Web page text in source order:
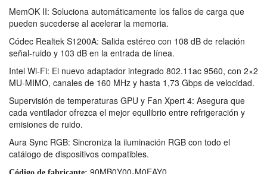
MemOK II: Soluciona automáticamente los fallos de carga que
pueden sucederse al acelerar la memoria.
Códec Realtek S1200A: Salida estéreo con 108 dB de relación
señal-ruido y 103 dB en la entrada de línea.
Intel Wi-Fi: El nuevo adaptador integrado 802.11ac 9560, con 2×2
MU-MIMO, canales de 160 MHz y hasta 1,73 Gbps de velocidad.
Supervisión de temperaturas GPU y Fan Xpert 4: Asegura que
cada ventilador ofrezca el mejor equilibrio entre refrigeración y
emisiones de ruido.
Aura Sync RGB: Sincroniza la iluminación RGB con todo el
catálogo de dispositivos compatibles.
90MB0Y00-M0EAY0